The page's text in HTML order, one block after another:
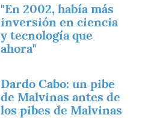
"En 2002, había más
inversión en ciencia
y tecnología que
ahora"
Dardo Cabo: un pibe
de Malvinas antes de
los pibes de Malvinas